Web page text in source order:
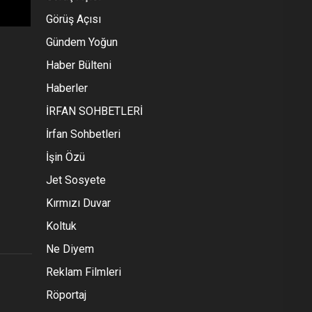
Görüş Açısı
Gündem Yoğun
Haber Bülteni
Haberler
İRFAN SOHBETLERİ
İrfan Sohbetleri
İşin Özü
Jet Sosyete
Kırmızı Duvar
Koltuk
Ne Diyem
Reklam Filmleri
Röportaj